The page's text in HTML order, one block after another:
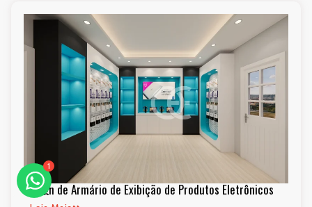
Design de Armário de Exibição de Produtos Eletrônicos